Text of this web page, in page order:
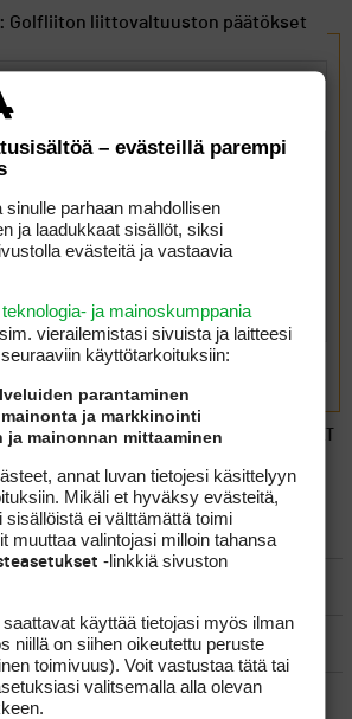
Golfliiton liittovaltuuston päätökset
› GOLFLIITON LIITTOVALTUUSTON PÄÄTÖKSET
– evästeillä parempi
sinulle parhaan mahdollisen
ja laadukkaat sisällöt, siksi
evästeitä ja vastaavia
ja mainoskumppania
vierailemis­tasi sivuista ja laitteesi
käyttötarkoituksiin:
parantaminen
ja markkinointi
ja mainonnan mittaaminen
annat luvan tietojesi käsittelyyn
Mikäli et hyväksy evästeitä,
sisällöistä ei välttämättä toimi
muuttaa valintojasi milloin tahansa
-linkkiä sivuston
käyttää tietojasi myös ilman
niillä on siihen oikeutettu peruste
toimivuus). Voit vastustaa tätä tai
valitsemalla alla olevan